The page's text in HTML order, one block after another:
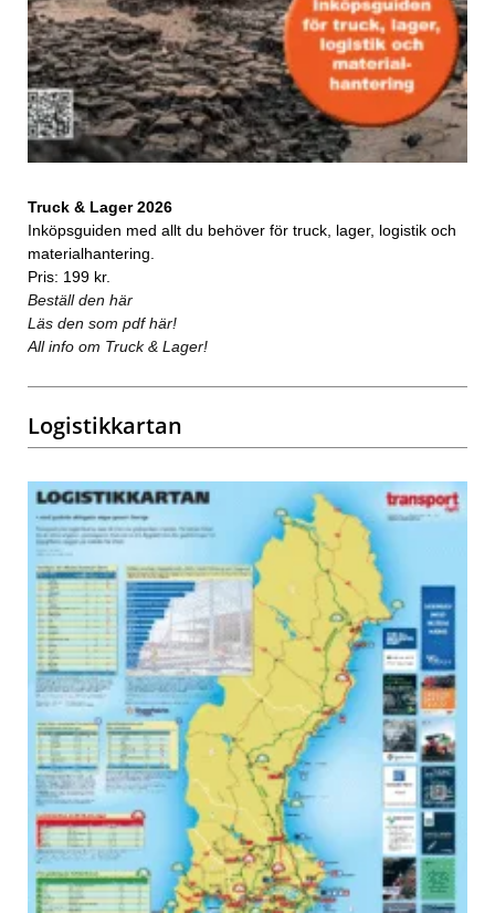
Truck & Lager 2026
Inköpsguiden med allt du behöver för truck, lager, logistik och
materialhantering.
Pris: 199 kr.
Beställ den här
Läs den som pdf här!
All info om Truck & Lager!
Logistikkartan